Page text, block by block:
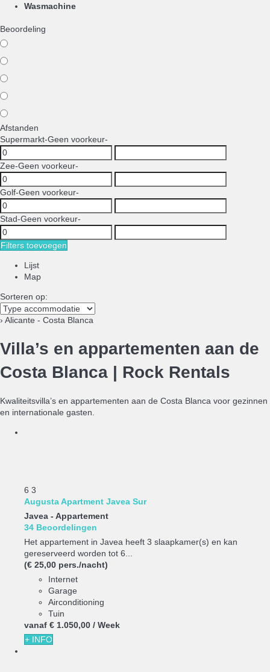
Wasmachine
Beoordeling
Afstanden
Supermarkt-Geen voorkeur-
Zee-Geen voorkeur-
Golf-Geen voorkeur-
Stad-Geen voorkeur-
Filters toevoegen
Lijst
Map
Sorteren op:
› Alicante - Costa Blanca
Villa’s en appartementen aan de
Costa Blanca | Rock Rentals
Kwaliteitsvilla’s en appartementen aan de Costa Blanca voor gezinnen
en internationale gasten.
6 3
Augusta Apartment Javea Sur
Javea - Appartement
34 Beoordelingen
Het appartement in Javea heeft 3 slaapkamer(s) en kan
gereserveerd worden tot 6...
(€ 25,00 pers./nacht)
Internet
Garage
Airconditioning
Tuin
vanaf € 1.050,00 / Week
+ INFO